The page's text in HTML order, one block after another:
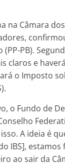
na Câmara
PB).
claros e
o Imposto
o Fundo de
A ideia é
IBS],
ao sair da